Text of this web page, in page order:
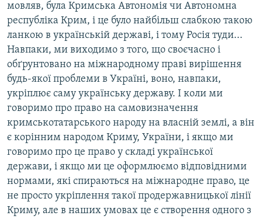
мовляв, була Кримська Автономія чи Автономна
республіка Крим, і це було найбільш слабкою такою
ланкою в українській державі, і тому Росія туди...
Навпаки, ми виходимо з того, що своєчасно і
обґрунтовано на міжнародному праві вирішення
будь-якої проблеми в Україні, воно, навпаки,
укріплює саму українську державу. І коли ми
говоримо про право на самовизначення
кримськотатарського народу на власній землі, а він
є корінним народом Криму, України, і якщо ми
говоримо про це право у складі української
держави, і якщо ми це оформлюємо відповідними
нормами, які спираються на міжнародне право, це
не просто укріплення такої продержавницької лінії
Криму, але в наших умовах це є створення одного з